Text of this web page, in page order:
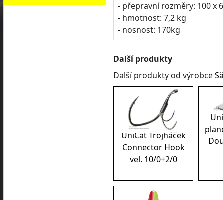
- přepravní rozměry: 100 x
- hmotnost: 7,2 kg
- nosnost: 170kg
Další produkty
Další produkty od výrobce
UniCat Trojháček
Connector Hook
vel. 10/0+2/0